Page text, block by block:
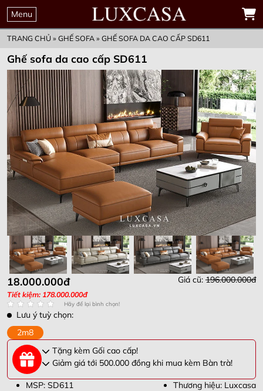
Menu
TRANG CHỦ » GHẾ SOFA» GHẾ SOFA DA CAO CẤP SD611
Ghế sofa da cao cấp SD611
Giá cũ: 196.000.000đ
18.000.000đ
Tiết kiệm: 178.000.000đ
Hãy để lại bình chọn!
Lưu ý tuỳ chọn:
2m8
Tặng kèm Gối cao cấp!
Giảm giá tới 500.000 đồng khi mua kèm Bàn trà!
MSP: SD611
Thương hiệu: Luxcasa
THỜI GIAN
ƯU ĐÃI CHỈ CÒN
00
Ngày
00
Giờ
00
Phút
00
Giây
ĐẶT MUA TRƯỚC
GIỮ KHUYẾN MẠI